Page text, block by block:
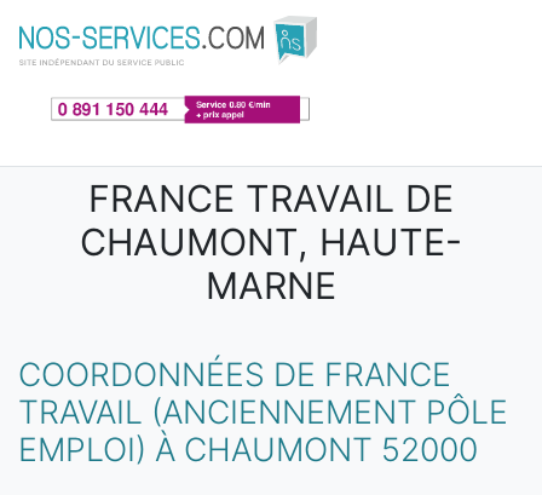
Aller au contenu principal
FRANCE TRAVAIL DE
CHAUMONT, HAUTE-
MARNE
COORDONNÉES DE FRANCE
TRAVAIL (ANCIENNEMENT PÔLE
EMPLOI) À CHAUMONT 52000